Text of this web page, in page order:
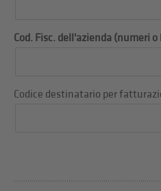
Cod. Fisc. dell'azienda (numeri
Codice destinatario per